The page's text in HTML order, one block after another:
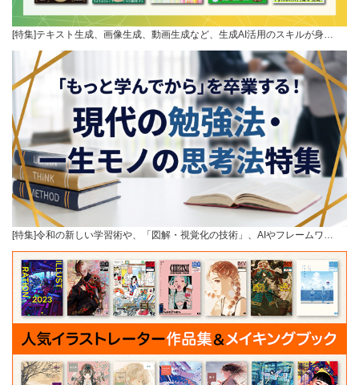
[特集]テキスト生成、画像生成、動画生成など、生成AI活用のスキルが身…
[特集]令和の新しい学習術や、「図解・視覚化の技術」、AIやフレームワ…